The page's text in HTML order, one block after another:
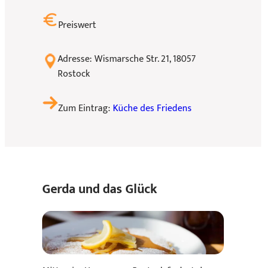
Adresse: Wismarsche Str. 21, 18057
Rostock
Zum Eintrag: Küche des Friedens
Preiswert
Gerda und das Glück